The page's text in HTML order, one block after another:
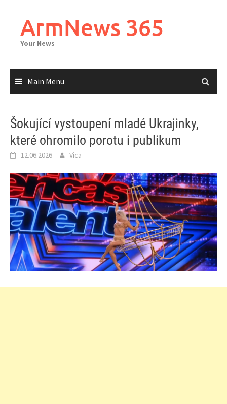
contentArmNews 365
Your News
Main Menu
Šokující vystoupení mladé Ukrajinky,
které ohromilo porotu i publikum
12.06.2026 Vica